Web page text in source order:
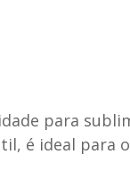
para
é ideal para